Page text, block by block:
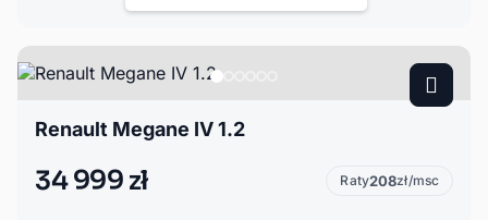
Renault Megane IV 1.2
34 999 zł Raty208zł/msc